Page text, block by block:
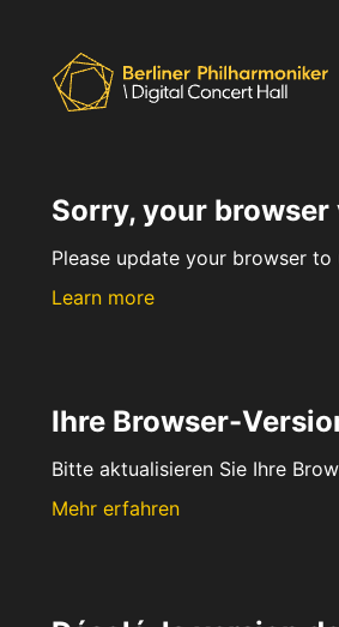
Sorry, your
Please update your browser
Learn more
Ihre Browser-
Bitte aktualisieren Sie Ihre
Mehr erfahren